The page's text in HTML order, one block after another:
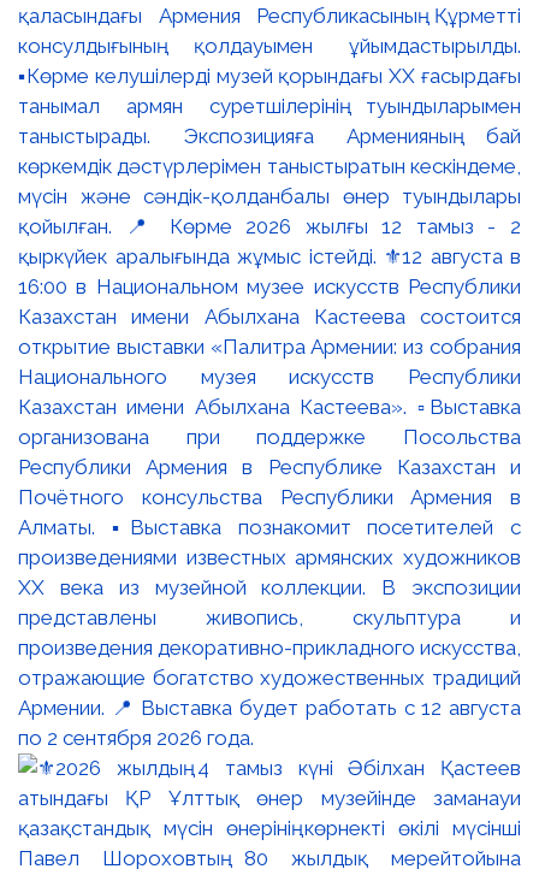
қаласындағы Армения Республикасының Құрметті
консулдығының қолдауымен ұйымдастырылды.
▪️Көрме келушілерді музей қорындағы ХХ ғасырдағы
танымал армян суретшілерінің туындыларымен
таныстырады. Экспозицияға Арменияның бай
көркемдік дәстүрлерімен таныстыратын кескіндеме,
мүсін және сәндік-қолданбалы өнер туындылары
қойылған. 📍 Көрме 2026 жылғы 12 тамыз - 2
қыркүйек аралығында жұмыс істейді. ⚜️12 августа в
16:00 в Национальном музее искусств Республики
Казахстан имени Абылхана Кастеева состоится
открытие выставки «Палитра Армении: из собрания
Национального музея искусств Республики
Казахстан имени Абылхана Кастеева». ▫️Выставка
организована при поддержке Посольства
Республики Армения в Республике Казахстан и
Почётного консульства Республики Армения в
Алматы. ▪️Выставка познакомит посетителей с
произведениями известных армянских художников
XX века из музейной коллекции. В экспозиции
представлены живопись, скульптура и
произведения декоративно-прикладного искусства,
отражающие богатство художественных традиций
Армении. 📍 Выставка будет работать с 12 августа
по 2 сентября 2026 года.